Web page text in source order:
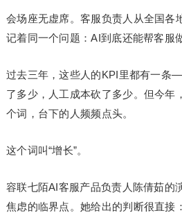
会场座无虚席。客服负责人从全国各
记着同一个问题：AI到底还能帮客服
过去三年，这些人的KPI里都有一条
了多少，人工成本砍了多少。但今年
个词，台下的人频频点头。
这个词叫“增长”。
容联七陌AI客服产品负责人陈倩茹的
焦虑的临界点。她给出的判断很直接